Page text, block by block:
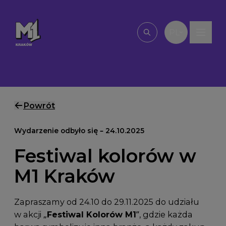
Wpisz, czego
Powrót
Wydarzenie odbyło się – 24.10.2025
Festiwal kolorów w
M1 Kraków
Zapraszamy od 24.10 do 29.11.2025 do udziału
w akcji „Festiwal Kolorów M1”, gdzie każda